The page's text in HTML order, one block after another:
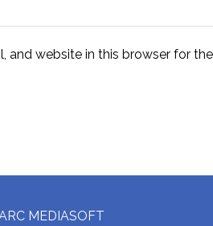
and website in this browser for
MEDIASOFT